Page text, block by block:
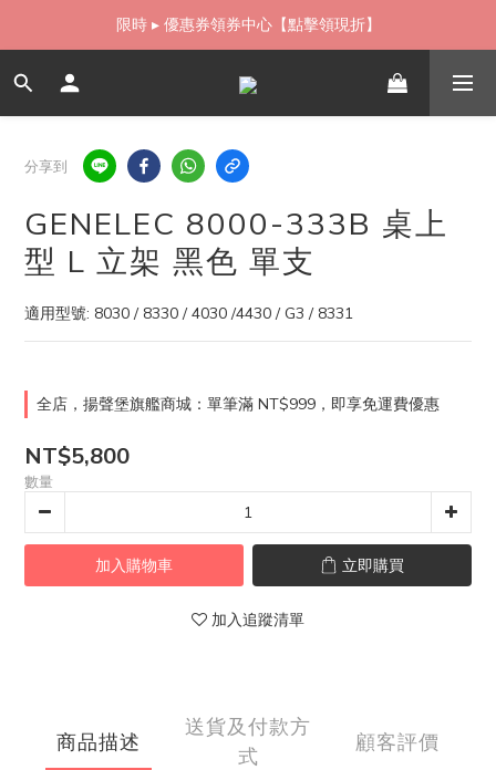
如需當日配送貨海外寄送，歡迎直接與我們聯繫
限時 ▸ 優惠券領券中心【點擊領現折】
如需當日配送貨海外寄送，歡迎直接與我們聯繫
分享到
GENELEC 8000-333B 桌上
型 L 立架 黑色 單支
適用型號: 8030 / 8330 / 4030 /4430 / G3 / 8331
全店，揚聲堡旗艦商城：單筆滿 NT$999，即享免運費優惠
NT$5,800
數量
加入購物車 立即購買
加入追蹤清單
商品描述
送貨及付款方
式
顧客評價